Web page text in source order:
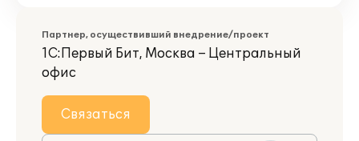
Партнер, осуществивший внедрение/проект
1С:Первый Бит, Москва – Центральный
офис
Связаться